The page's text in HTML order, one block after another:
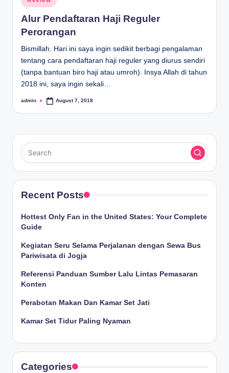
in
Alur Pendaftaran Haji Reguler
Perorangan
Bismillah. Hari ini saya ingin sedikit berbagi pengalaman
tentang cara pendaftaran haji reguler yang diurus sendiri
(tanpa bantuan biro haji atau umroh). Insya Allah di tahun
2018 ini, saya ingin sekali…
Posted
admin August 7, 2018
Recent Posts
Hottest Only Fan in the United States: Your Complete
Guide
Kegiatan Seru Selama Perjalanan dengan Sewa Bus
Pariwisata di Jogja
Referensi Panduan Sumber Lalu Lintas Pemasaran
Konten
Perabotan Makan Dan Kamar Set Jati
Kamar Set Tidur Paling Nyaman
Categories